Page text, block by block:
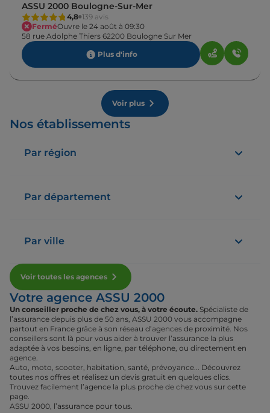
ASSU 2000 Boulogne-Sur-Mer
4,8 139 avis
FerméOuvre le 24 août à 09:30
58 rue Adolphe Thiers 62200 Boulogne Sur Mer
Plus d'info
Voir plus
Nos établissements
Par région
Par département
Par ville
Voir toutes les agences
Votre agence ASSU 2000
Un conseiller proche de chez vous, à votre écoute. Spécialiste de
l’assurance depuis plus de 50 ans, ASSU 2000 vous accompagne
partout en France grâce à son réseau d’agences de proximité. Nos
conseillers sont là pour vous aider à trouver l’assurance la plus
adaptée à vos besoins, en ligne, par téléphone, ou directement en
agence.
Auto, moto, scooter, habitation, santé, prévoyance... Découvrez
toutes nos offres et réalisez un devis gratuit en quelques clics.
Trouvez facilement l’agence la plus proche de chez vous sur cette
page.
ASSU 2000, l’assurance pour tous.